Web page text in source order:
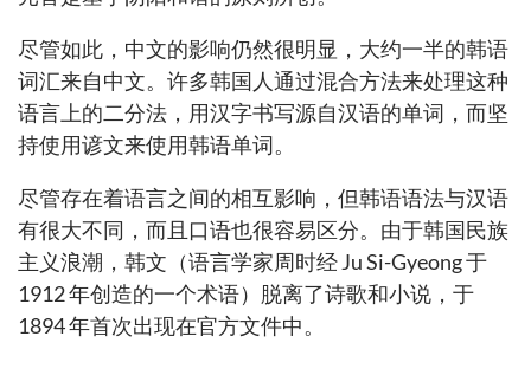
尽管如此，中文的影响仍然很明显，大约一半的韩语
词汇来自中文。许多韩国人通过混合方法来处理这种
语言上的二分法，用汉字书写源自汉语的单词，而坚
持使用谚文来使用韩语单词。
尽管存在着语言之间的相互影响，但韩语语法与汉语
有很大不同，而且口语也很容易区分。由于韩国民族
主义浪潮，韩文（语言学家周时经 Ju Si-Gyeong 于
1912 年创造的一个术语）脱离了诗歌和小说，于
1894 年首次出现在官方文件中。